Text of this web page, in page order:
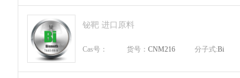
铋靶 进口原料
Cas号： 货号： CNM216 分子式:Bi